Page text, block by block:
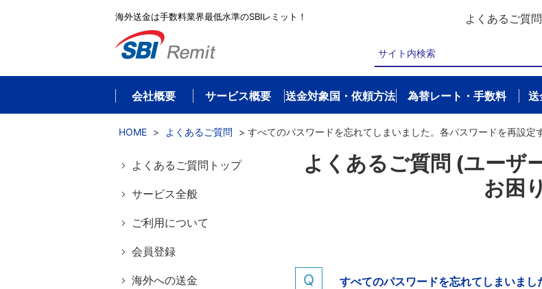
海外送金は手数料業界最低水準のSBIレミット！ よくあるご質問
会社概要 サービス概要 送金対象国・依頼方法 為替レート・手数料 送
HOME > よくあるご質問 > すべてのパスワードを忘れてしまいました。各パスワードを再設定
よくあるご質問 (ユーザ
お困
すべてのパスワードを忘れてしまいま
よくあるご質問トップ
サービス全般
ご利用について
会員登録
海外への送金